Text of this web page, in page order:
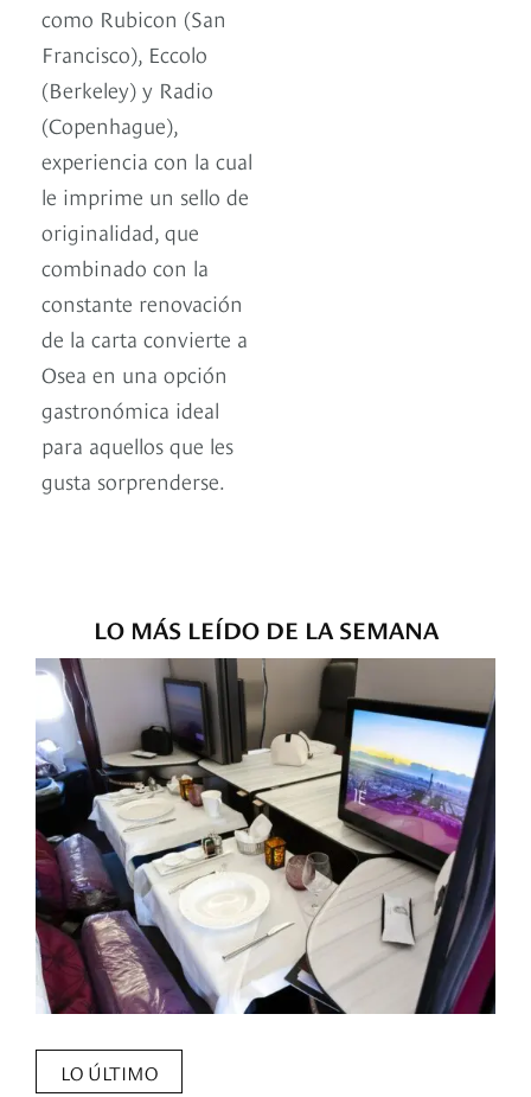
como Rubicon (San
Francisco), Eccolo
(Berkeley) y Radio
(Copenhague),
experiencia con la cual
le imprime un sello de
originalidad, que
combinado con la
constante renovación
de la carta convierte a
Osea en una opción
gastronómica ideal
para aquellos que les
gusta sorprenderse.
LO MÁS LEÍDO DE LA SEMANA
LO ÚLTIMO